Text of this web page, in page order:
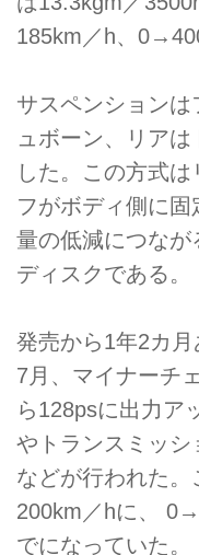
185km／h、
サスペンション
ュボーン、リア
した。この方式
フがボディ側に
量の低減につな
ディスクである。
発売から1年2カ
7月、マイナーチ
ら128psに出力ア
やトランスミッシ
などが行われた
200km／hに、
でになっていた。